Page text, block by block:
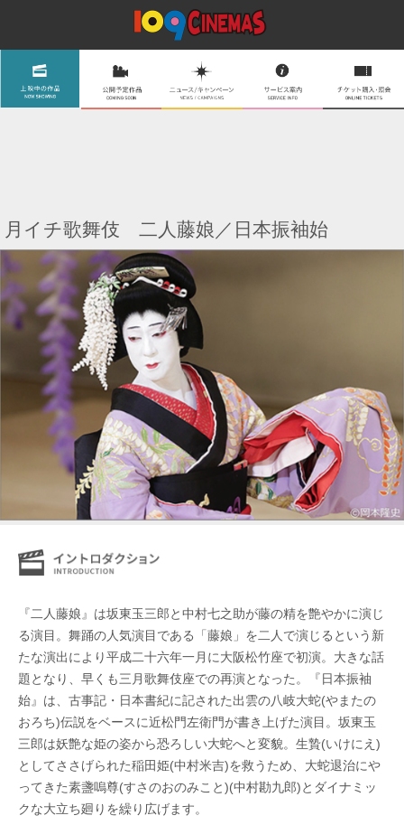
月イチ歌舞伎 二人藤娘／日本振袖始
『二人藤娘』は坂東玉三郎と中村七之助が藤の精を艶やかに演じ
る演目。舞踊の人気演目である「藤娘」を二人で演じるという新
たな演出により平成二十六年一月に大阪松竹座で初演。大きな話
題となり、早くも三月歌舞伎座での再演となった。『日本振袖
始』は、古事記・日本書紀に記された出雲の八岐大蛇(やまたの
おろち)伝説をベースに近松門左衛門が書き上げた演目。坂東玉
三郎は妖艶な姫の姿から恐ろしい大蛇へと変貌。生贄(いけにえ)
としてささげられた稲田姫(中村米吉)を救うため、大蛇退治にや
ってきた素盞嗚尊(すさのおのみこと)(中村勘九郎)とダイナミッ
クな大立ち廻りを繰り広げます。